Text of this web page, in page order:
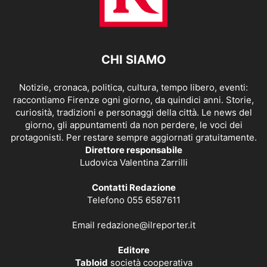
CHI SIAMO
Notizie, cronaca, politica, cultura, tempo libero, eventi:
raccontiamo Firenze ogni giorno, da quindici anni. Storie,
curiosità, tradizioni e personaggi della città. Le news del
giorno, gli appuntamenti da non perdere, le voci dei
protagonisti. Per restare sempre aggiornati gratuitamente.
Direttore responsabile
Ludovica Valentina Zarrilli
Contatti Redazione
Telefono 055 6587611
Email redazione@ilreporter.it
Editore
Tabloid società cooperativa